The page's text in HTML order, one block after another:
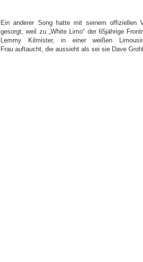
Ein anderer Song hatte mit seinem offiziellen
gesorgt, weil zu „White Limo“ der 65jährige
Lemmy Kilmister, in einer weißen
Frau auftaucht, die aussieht als sei sie Dave